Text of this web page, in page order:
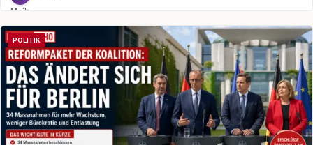
Maik
Möhring
POLITIK